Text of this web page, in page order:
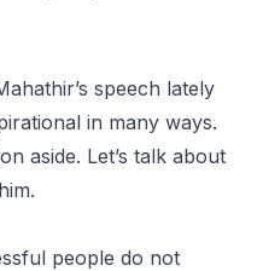
speech lately
in many ways.
aside. Let’s talk about
people do not